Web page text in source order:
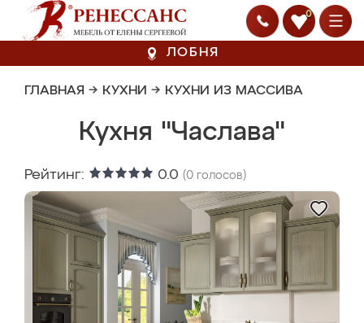
0
ЛОБНЯ
ГЛАВНАЯ → КУХНИ → КУХНИ ИЗ МАССИВА
Кухня "Часлава"
Рейтинг: 0.0 (0 голосов)